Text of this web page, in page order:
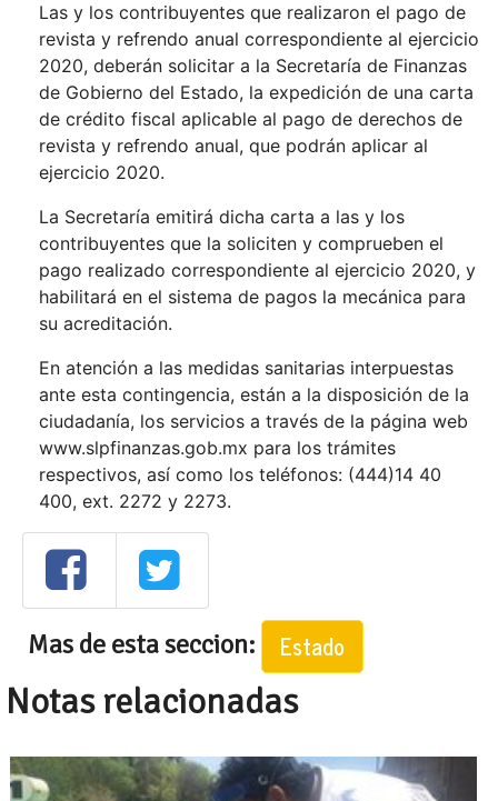
Las y los contribuyentes que realizaron el pago de
revista y refrendo anual correspondiente al ejercicio
2020, deberán solicitar a la Secretaría de Finanzas
de Gobierno del Estado, la expedición de una carta
de crédito fiscal aplicable al pago de derechos de
revista y refrendo anual, que podrán aplicar al
ejercicio 2020.
La Secretaría emitirá dicha carta a las y los
contribuyentes que la soliciten y comprueben el
pago realizado correspondiente al ejercicio 2020, y
habilitará en el sistema de pagos la mecánica para
su acreditación.
En atención a las medidas sanitarias interpuestas
ante esta contingencia, están a la disposición de la
ciudadanía, los servicios a través de la página web
www.slpfinanzas.gob.mx para los trámites
respectivos, así como los teléfonos: (444)14 40
400, ext. 2272 y 2273.
Mas de esta seccion: Estado
Notas relacionadas